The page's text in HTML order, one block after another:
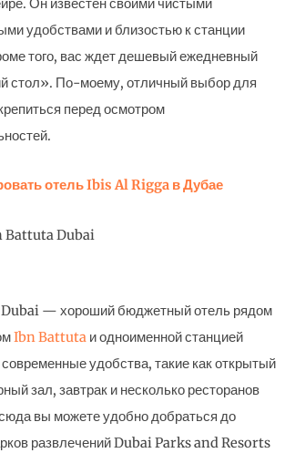
Он известен своими чистыми
удобствами и близостью к станции
того, вас ждет дешевый ежедневный
стол». По-моему, отличный выбор для
перед осмотром
отель Ibis Al Rigga в Дубае
Battuta Dubai
— хороший бюджетный отель рядом
Ibn Battuta и одноименной станцией
удобства, такие как открытый
зал, завтрак и несколько ресторанов
вы можете удобно добраться до
развлечений Dubai Parks and Resorts